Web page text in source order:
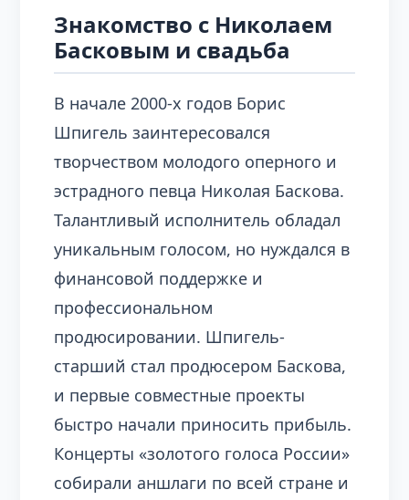
Знакомство с Николаем
Басковым и свадьба
В начале 2000-х годов Борис
Шпигель заинтересовался
творчеством молодого оперного и
эстрадного певца Николая Баскова.
Талантливый исполнитель обладал
уникальным голосом, но нуждался в
финансовой поддержке и
профессиональном
продюсировании. Шпигель-
старший стал продюсером Баскова,
и первые совместные проекты
быстро начали приносить прибыль.
Концерты «золотого голоса России»
собирали аншлаги по всей стране и